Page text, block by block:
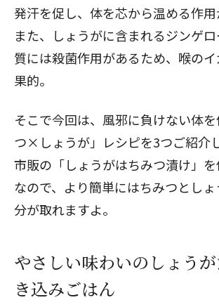
発汗を促し、体を芯から温める作用
また、しょうがに含まれるジンゲ
質には殺菌作用があるため、喉の
果的。
そこで今回は、風邪に負けない体
つ×しょうが」レシピを3つご紹介
市販の「しょうがはちみつ漬け」
なので、より簡単にはちみつとし
分が取れますよ。
やさしい味わいのしょう
き込みごはん